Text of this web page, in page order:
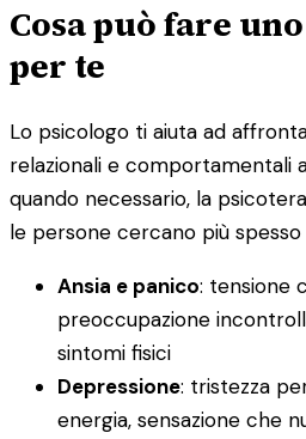
Cosa può fare
per te
Lo psicologo ti aiuta ad
relazionali e comportamentali
quando necessario, la
le persone cercano più spesso
Ansia e panico: tensione
preoccupazione
sintomi fisici
Depressione: tristezza
energia, sensazione che